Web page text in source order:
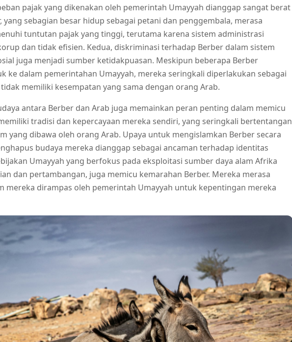
pajak yang dikenakan oleh pemerintah Umayyah dianggap sangat berat
yang sebagian besar hidup sebagai petani dan penggembala, merasa
tuntutan pajak yang tinggi, terutama karena sistem administrasi
dan tidak efisien. Kedua, diskriminasi terhadap Berber dalam sistem
juga menjadi sumber ketidakpuasan. Meskipun beberapa Berber
ke dalam pemerintahan Umayyah, mereka seringkali diperlakukan sebagai
memiliki kesempatan yang sama dengan orang Arab.
antara Berber dan Arab juga memainkan peran penting dalam memicu
tradisi dan kepercayaan mereka sendiri, yang seringkali bertentangan
yang dibawa oleh orang Arab. Upaya untuk mengislamkan Berber secara
budaya mereka dianggap sebagai ancaman terhadap identitas
Umayyah yang berfokus pada eksploitasi sumber daya alam Afrika
dan pertambangan, juga memicu kemarahan Berber. Mereka merasa
mereka dirampas oleh pemerintah Umayyah untuk kepentingan mereka